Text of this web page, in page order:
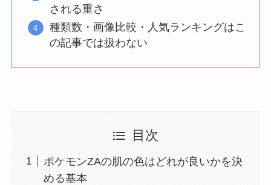
される重さ
種類数・画像比較・人気ランキングはこ
の記事では扱わない
目次
ポケモンZAの肌の色はどれが良いかを決
める基本